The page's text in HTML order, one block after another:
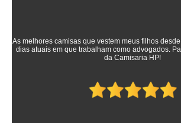
As melhores camisas que vestem meus filhos
dias atuais em que trabalham como advogados.
da Camisaria HP!